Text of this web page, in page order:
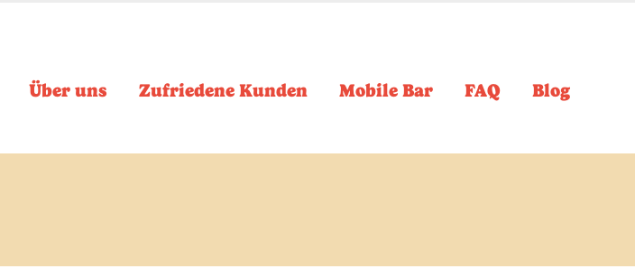
Über uns Zufriedene Kunden Mobile Bar FAQ Blog